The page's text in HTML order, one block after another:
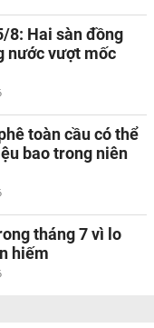
8: Hai sàn đồng
nước vượt mốc
toàn cầu có thể
bao trong niên
tháng 7 vì lo
hiếm